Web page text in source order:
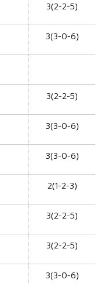
3(2-2-5)
3(3-0-6)
3(2-2-5)
3(3-0-6)
3(3-0-6)
2(1-2-3)
3(2-2-5)
3(2-2-5)
3(3-0-6)